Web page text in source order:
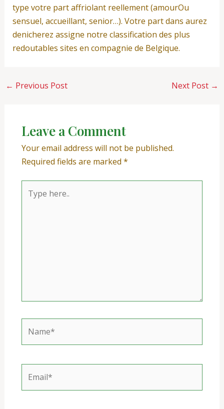
type votre part affriolant reellement (amourOu
sensuel, accueillant, senior…). Votre part dans aurez
denicherez assigne notre classification des plus
redoutables sites en compagnie de Belgique.
← Previous Post Next Post →
Leave a Comment
Your email address will not be published.
Required fields are marked *
here..